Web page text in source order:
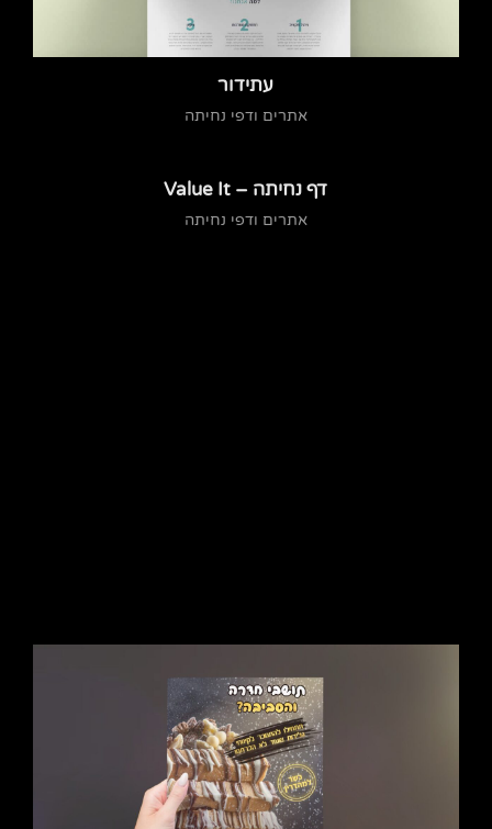
עתידור
אתרים ודפי נחיתה
דף נחיתה – Value It
אתרים ודפי נחיתה